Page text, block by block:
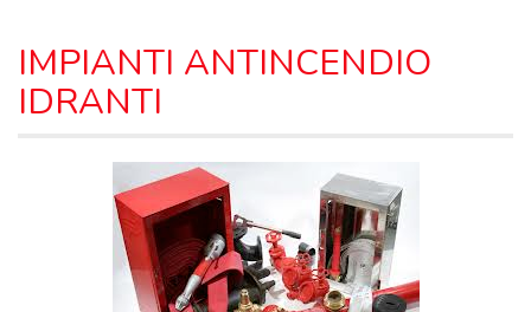
IMPIANTI ANTINCENDIO
IDRANTI